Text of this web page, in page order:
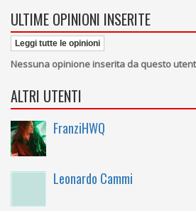
ULTIME OPINIONI INSERITE
Leggi tutte le opinioni
Nessuna opinione inserita da questo
ALTRI UTENTI
FranziHWQ
Leonardo Cammi